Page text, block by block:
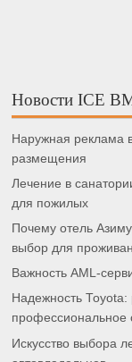
Новости ICE
Наружная реклама
размещения
Лечение в
для пожилых
Почему отель
выбор для
Важность AML-
Надежность Toyota:
профессиональное
Искусство выбора